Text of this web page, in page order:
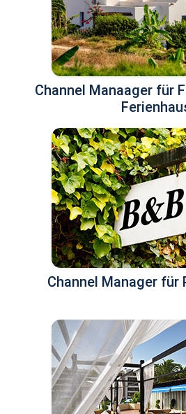
Channel Manaager für
Channel Manager für